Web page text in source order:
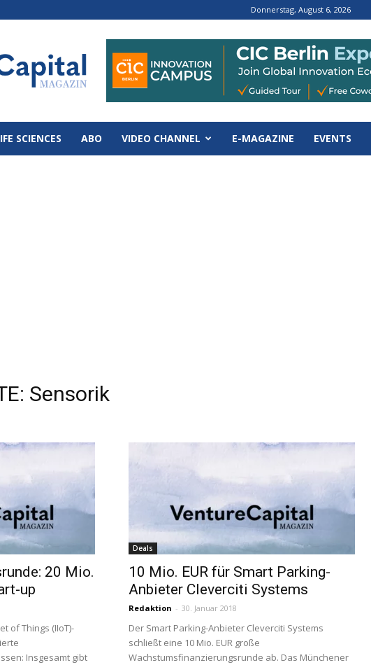
Donnerstag, August 6, 2026
SCIENCES ABO VIDEO CHANNEL E-MAGAZINE EVENTS
Sensorik
20 Mio.
up
of Things (IIoT)-
Insgesamt gibt
Deals
10 Mio. EUR für Smart Parking-
Anbieter Cleverciti Systems
Redaktion - 30. Januar 2018
Der Smart Parking-Anbieter Cleverciti Systems
schließt eine 10 Mio. EUR große
Wachstumsfinanzierungsrunde ab. Das Münchener